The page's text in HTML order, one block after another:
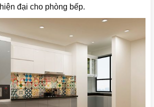
hiện đại cho phòng bếp.